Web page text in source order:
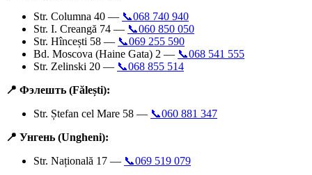
Str. Columna 40 — 📞068 740 940
Str. I. Creangă 74 — 📞060 850 050
Str. Hîncești 58 — 📞069 255 590
Bd. Moscova (Haine Gata) 2 — 📞068 541 555
Str. Zelinski 20 — 📞068 855 514
📍 Фэлешть (Fălești):
Str. Ștefan cel Mare 58 — 📞060 881 347
📍 Унгень (Ungheni):
Str. Națională 17 — 📞069 519 079